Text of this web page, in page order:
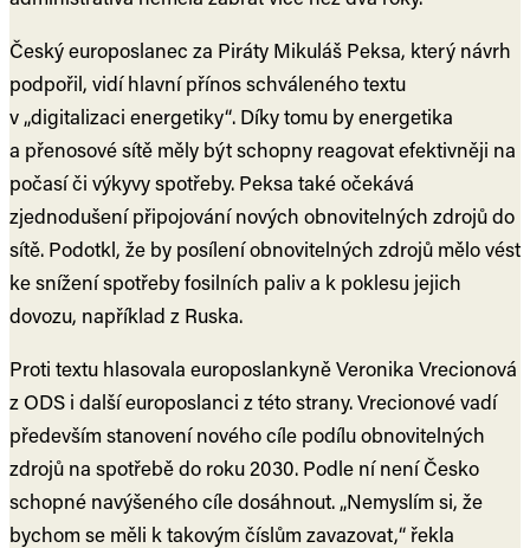
Český europoslanec za Piráty Mikuláš Peksa, který návrh
podpořil, vidí hlavní přínos schváleného textu
v „digitalizaci energetiky“. Díky tomu by energetika
a přenosové sítě měly být schopny reagovat efektivněji na
počasí či výkyvy spotřeby. Peksa také očekává
zjednodušení připojování nových obnovitelných zdrojů do
sítě. Podotkl, že by posílení obnovitelných zdrojů mělo vést
ke snížení spotřeby fosilních paliv a k poklesu jejich
dovozu, například z Ruska.
Proti textu hlasovala europoslankyně Veronika Vrecionová
z ODS i další europoslanci z této strany. Vrecionové vadí
především stanovení nového cíle podílu obnovitelných
zdrojů na spotřebě do roku 2030. Podle ní není Česko
schopné navýšeného cíle dosáhnout. „Nemyslím si, že
bychom se měli k takovým číslům zavazovat,“ řekla